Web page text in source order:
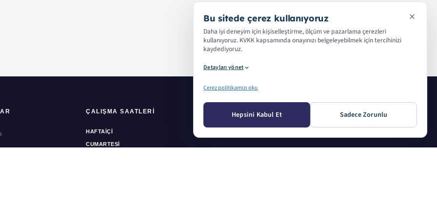
ÇALIŞMA SAATLERI
HAFTAIÇI
CUMARTESI
HIZMETLERIMIZ HAKKIMIZDA
Bu sitede çerez kullanıyoruz
Daha iyi deneyim için kişiselleştirme, ölçüm ve pazarlama çerezleri
kullanıyoruz. KVKK kapsamında onayınızı belgeleyebilmek için tercihinizi
kaydediyoruz.
Detayları yönet
Çerez politikamızı oku
Hepsini Kabul Et Sadece Zorunlu